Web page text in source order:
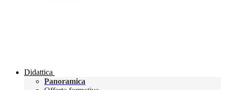
Didattica
Panoramica